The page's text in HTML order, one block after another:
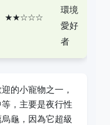
★★☆☆☆
環境
愛好
者
的小寵物之一，
，主要是夜行性
龜，因為它超級